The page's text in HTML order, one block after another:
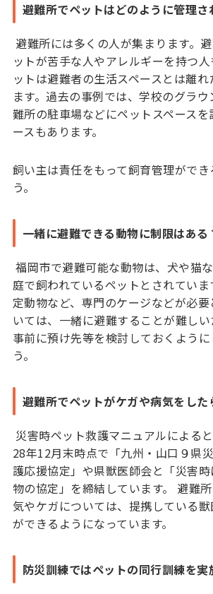
避難所でペットはどのように管理さ
避難所には多くの人が集まります。
ットが苦手な人やアレルギーを持つ
ットは避難者の生活スペースとは離
ます。過去の事例では、学校のグラ
難所の駐車場などにペットスペース
ースもあります。
飼い主は責任をもって飼育管理がで
う。
一緒に避難できる動物に制限はある
福岡市で避難可能な動物は、犬や猫
庭で飼われているペットとされてい
定動物など、専門のケージなどが必
いては、一緒に避難することが難し
事前に預け先等を検討しておくよう
う。
避難所でペットがケガや病気をした
災害時ペット救護マニュアルによる
28年12月末時点で「九州・山口９県
護応援協定」や県獣医師会と「災害
物の協定」を締結しています。 避難
気やケガについては、提携している
ができるようになっています。
防災訓練ではペットの同行訓練を実